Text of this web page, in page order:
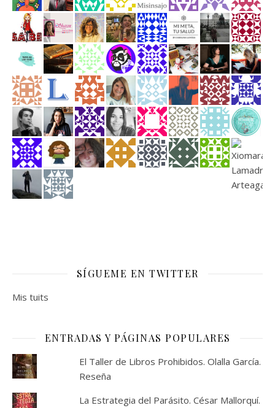
SÍGUEME EN TWITTER
Mis tuits
ENTRADAS Y PÁGINAS POPULARES
El Taller de Libros Prohibidos. Olalla García.
Reseña
La Estrategia del Parásito. César Mallorquí.